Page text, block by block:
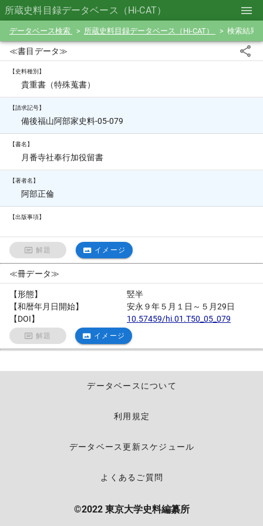
所蔵史料目録データベース（Hi-CAT）
データベース検索 所蔵史料目録データベース（Hi-CAT） 検索結果
≪書目データ≫
【史料種別】
貴重書（特殊蒐書）
【請求記号】
備後福山阿部家史料-05-079
【書名】
月番寺社奉行加役留書
【著者名】
阿部正倫
【出版事項】
解題 イメージ
≪冊データ≫
【形態】
竪半
【和暦年月日開始】
安永９年５月１日～５月29日
【DOI】
10.57459/hi.01.T50_05_079
解題 イメージ
データベースについて
利用規定
データベース更新スケジュール
よくあるご質問
©2022 東京大学史料編纂所